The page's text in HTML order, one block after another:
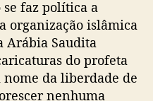
faz política a
organização islâmica
Arábia Saudita
do profeta
da liberdade de
nenhuma